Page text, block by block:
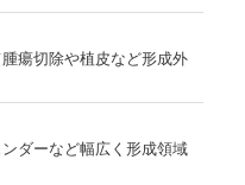
瘍切除や植皮など形成外
ダーなど幅広く形成領域